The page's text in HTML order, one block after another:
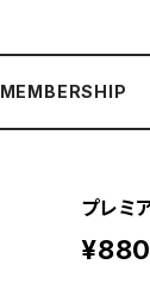
MEMBERSHIP
プレミ
¥880